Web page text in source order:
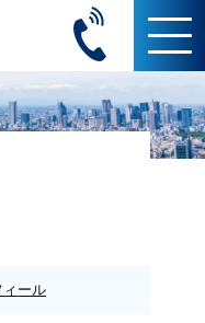
ィール